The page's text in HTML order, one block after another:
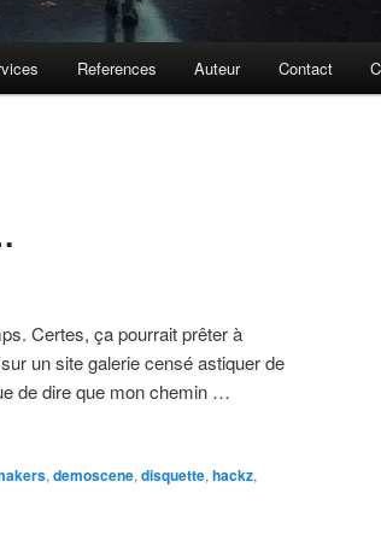
References Auteur Contact
Certes, ça pourrait prêter à
un site galerie censé astiquer de
de dire que mon chemin …
, demoscene, disquette, hackz,